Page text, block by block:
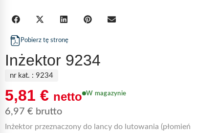
Pobierz tę stronę
Inżektor 9234
nr kat. : 9234
5,81 € netto
6,97 € brutto
W magazynie
Inżektor przeznaczony do lancy do lutowania (płomień